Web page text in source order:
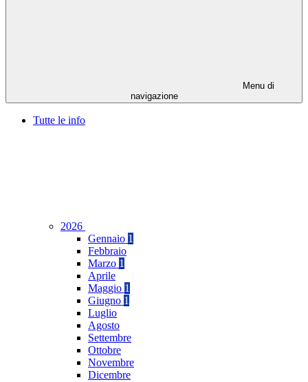
Menu di
navigazione
Tutte le info
2026
Gennaio 1
Febbraio
Marzo 1
Aprile
Maggio 1
Giugno 1
Luglio
Agosto
Settembre
Ottobre
Novembre
Dicembre